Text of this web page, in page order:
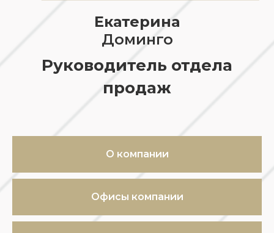
Екатерина
Доминго
Руководитель отдела
продаж
О компании
Офисы компании